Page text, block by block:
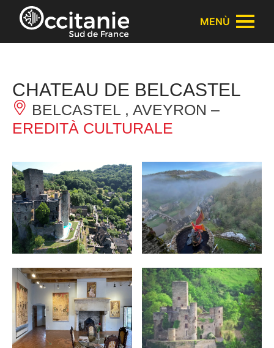
Pannello di gestione dei cookies
MENÙ
CHATEAU DE BELCASTEL
BELCASTEL , AVEYRON –
EREDITÀ CULTURALE